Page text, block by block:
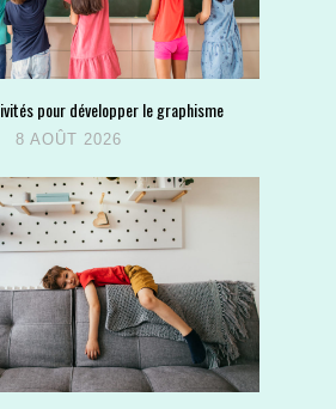
pour développer le graphisme
8 AOÛT 2026